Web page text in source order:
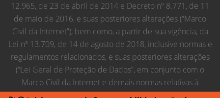
12.965, de 23 de abril de 2014 e Decreto nº 8.771, de 11
de maio de 2016, e suas posteriores alterações (“Marco
Civil da Internet”), bem como, a partir de sua vigência, da
Lei nº 13.709, de 14 de agosto de 2018, inclusive normas e
regulamentos relacionados, e suas posteriores alterações
(“Lei Geral de Proteção de Dados”, em conjunto com o
Marco Civil da Internet e demais normas relativas à
proteção de dados pessoais, “Regras de Proteção de